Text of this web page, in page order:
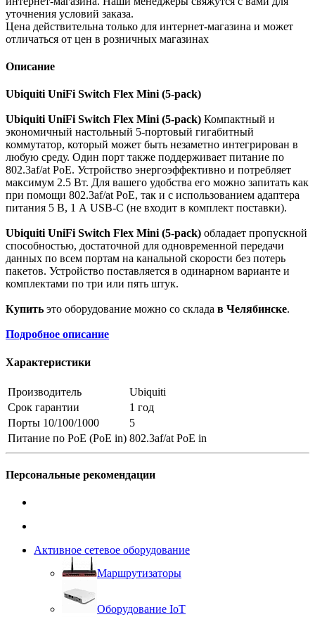
уточнения условий заказа.
Цена действительна только для интернет-магазина и может
отличаться от цен в розничных магазинах
Описание
Ubiquiti UniFi Switch Flex Mini (5-pack)
Ubiquiti UniFi Switch Flex Mini (5-pack) Компактный и
экономичный настольный 5-портовый гигабитный
коммутатор, который может быть незаметно интегрирован в
любую среду. Один порт также поддерживает питание по
802.3af/at PoE. Устройство энергоэффективно и потребляет
максимум 2.5 Вт. Для вашего удобства его можно запитать как
при помощи 802.3af/at PoE, так и с использованием адаптера
питания 5 В, 1 А USB-C (не входит в комплект поставки).
Ubiquiti UniFi Switch Flex Mini (5-pack) обладает пропускной
способностью, достаточной для одновременной передачи
данных по всем портам на канальной скорости без потерь
пакетов. Устройство поставляется в одинарном варианте и
комплектами по три или пять штук.
Купить это оборудование можно со склада в Челябинске.
Подробное описание
Характеристики
Производитель
Ubiquiti
Срок гарантии
1 год
Порты 10/100/1000
5
Питание по PoE (PoE in) 802.3af/at PoE in
Персональные рекомендации
Активное сетевое оборудование
Маршрутизаторы
Оборудование IoT